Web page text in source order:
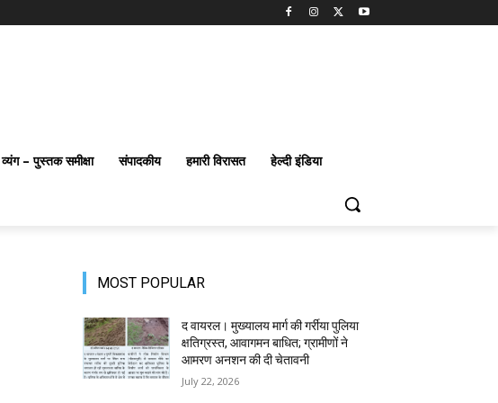
व्यंग – पुस्तक समीक्षा संपादकीय हमारी विरासत हेल्दी इंडिया
MOST POPULAR
द वायरल। मुख्यालय मार्ग की गर्रीया पुलिया
क्षतिग्रस्त, आवागमन बाधित; ग्रामीणों ने
आमरण अनशन की दी चेतावनी
July 22, 2026